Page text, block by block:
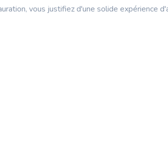
vous justifiez d'une solide expérience